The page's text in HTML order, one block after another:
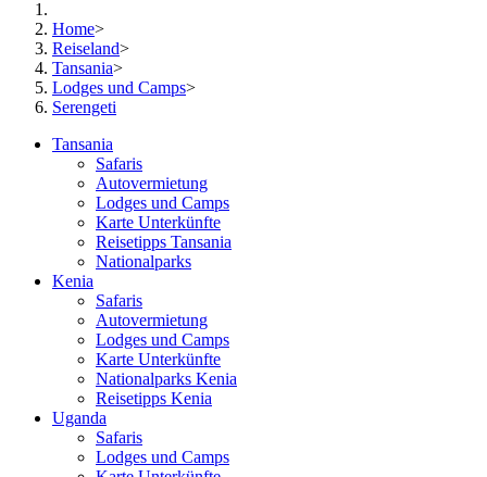
Home>
Reiseland>
Tansania>
Lodges und Camps>
Serengeti
Tansania
Safaris
Autovermietung
Lodges und Camps
Karte Unterkünfte
Reisetipps Tansania
Nationalparks
Kenia
Safaris
Autovermietung
Lodges und Camps
Karte Unterkünfte
Nationalparks Kenia
Reisetipps Kenia
Uganda
Safaris
Lodges und Camps